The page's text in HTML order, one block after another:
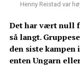
Henny Reistad var
Det har vært null
så langt.
den siste
enten Ungarn